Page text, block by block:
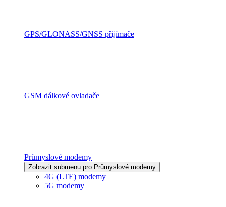
GPS/GLONASS/GNSS přijímače
GSM dálkové ovladače
Průmyslové modemy
Zobrazit submenu pro Průmyslové modemy
4G (LTE) modemy
5G modemy